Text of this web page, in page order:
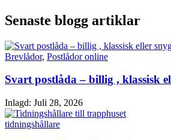
Senaste blogg artiklar
Brevlådor, Postlådor online
Svart postlåda – billig , klassisk
Inlagd: Juli 28, 2026
tidningshållare